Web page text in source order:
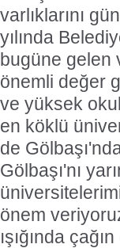
varlıklarını
yılında
bugüne gelen
önemli değer
ve yüksek
en köklü
de
Gölbaşı'nı
önem
ışığında